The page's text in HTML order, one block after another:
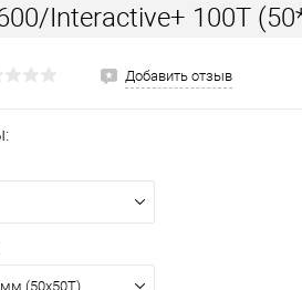
Interactive+ 100T
Добавить отзыв
(50x50T)